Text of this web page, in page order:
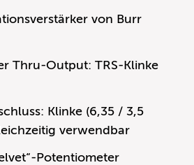
von Burr
Thru-Output: TRS-Klinke
Klinke (6,35 / 3,5
verwendbar
Potentiometer